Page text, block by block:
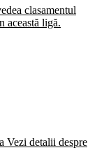
clasamentul
această ligă.
Vezi detalii despre